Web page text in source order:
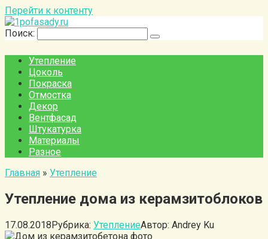
Перейти к контенту
Поиск:
Утепление
Цоколь
Покраска
Отмостка
Декор
Вентфасад
Штукатурка
Материалы
Разное
Главная » Утепление
Утепление дома из керамзитоблоков
17.08.2018Рубрика: УтеплениеАвтор: Andrey Ku